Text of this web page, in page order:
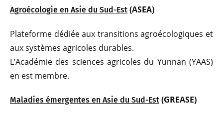
Agroécologie en Asie du Sud-Est (ASEA)
Plateforme dédiée aux transitions agroécologiques et
aux systèmes agricoles durables.
L’Académie des sciences agricoles du Yunnan (YAAS)
en est membre.
Maladies émergentes en Asie du Sud-Est (GREASE)